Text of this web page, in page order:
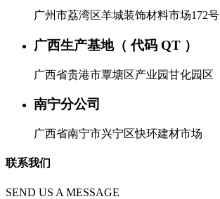
广州市荔湾区羊城装饰材料市场172号
广西生产基地（ 代码 QT ）
广西省贵港市覃塘区产业园甘化园区
南宁分公司
广西省南宁市兴宁区快环建材市场
联系我们
SEND US A MESSAGE